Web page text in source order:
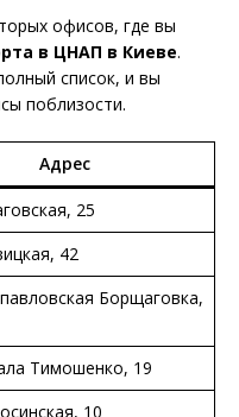
офисов, где вы
в ЦНАП в Киеве.
список, и вы
поблизости.
Адрес
25
42
Борщаговка,
Тимошенко, 19
10